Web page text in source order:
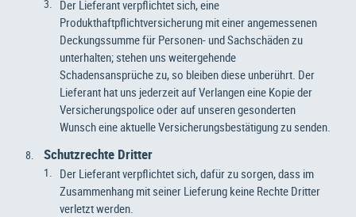
Der Lieferant verpflichtet sich, eine
Produkthaftpflichtversicherung mit einer angemessenen
Deckungssumme für Personen- und Sachschäden zu
unterhalten; stehen uns weitergehende
Schadensansprüche zu, so bleiben diese unberührt. Der
Lieferant hat uns jederzeit auf Verlangen eine Kopie der
Versicherungspolice oder auf unseren gesonderten
Wunsch eine aktuelle Versicherungsbestätigung zu senden.
Schutzrechte Dritter
Der Lieferant verpflichtet sich, dafür zu sorgen, dass im
Zusammenhang mit seiner Lieferung keine Rechte Dritter
verletzt werden.